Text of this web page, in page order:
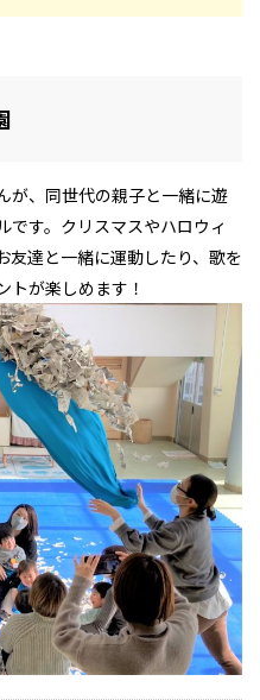
が、同世代の親子と一緒に遊
です。クリスマスやハロウィ
友達と一緒に運動したり、歌を
が楽しめます！